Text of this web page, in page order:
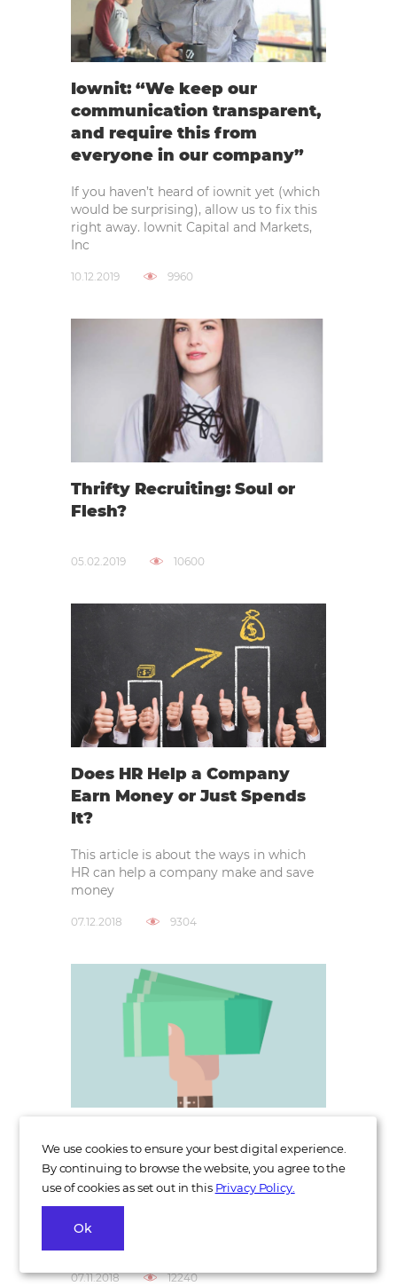
Iownit: “We keep our
communication transparent,
and require this from
everyone in our company”
If you haven’t heard of iownit yet (which
would be surprising), allow us to fix this
right away. lownit Capital and Markets,
Inc
10.12.2019 9960
Thrifty Recruiting: Soul or
Flesh?
05.02.2019 10600
Does HR Help a Company
Earn Money or Just Spends
It?
This article is about the ways in which
HR can help a company make and save
money
07.12.2018 9304
on Ukrainian IT market
Lately we’ve filled 30 C-level vacancies in
IT companies and discovered that
neither candidates nor employers feel
07.11.2018 12240
We use cookies to ensure your best digital experience.
By continuing to browse the website, you agree to the
use of cookies as set out in this Privacy Policy.
Ok